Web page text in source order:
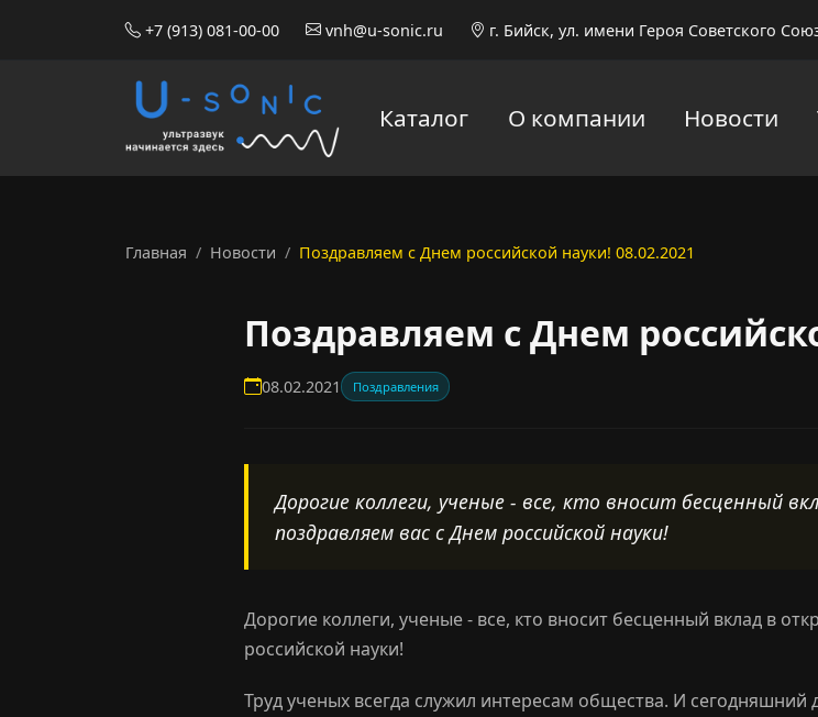
+7 (913) 081-00-00 vnh@u-sonic.ru г. Бийск, ул. имени Героя Советского
Каталог О компании Новости
Главная Новости Поздравляем с Днем российской науки! 08.02.2021
Поздравляем с Днем
08.02.2021 Поздравления
Дорогие коллеги, ученые - все, кто вносит бесценный
поздравляем вас с Днем российской науки!
Дорогие коллеги, ученые - все, кто вносит бесценный вклад в
российской науки!
Труд ученых всегда служил интересам общества. И